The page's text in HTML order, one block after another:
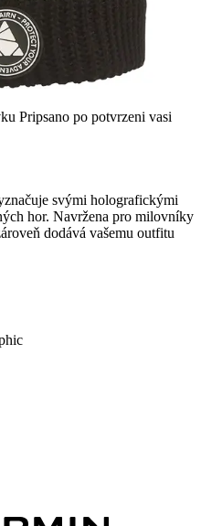
Pripsano po potvrzeni vasi
svými holografickými
hor. Navržena pro milovníky
dodává vašemu outfitu